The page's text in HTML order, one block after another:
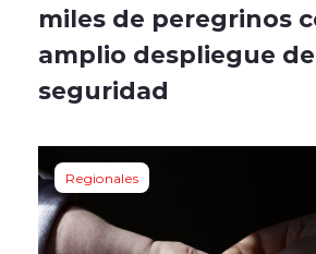
miles de peregrinos
amplio despliegue de
seguridad
Regionales